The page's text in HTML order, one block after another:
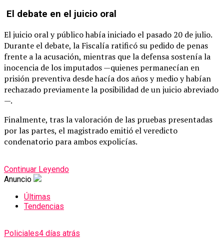
El debate en el juicio oral
El juicio oral y público había iniciado el pasado 20 de julio.
Durante el debate, la Fiscalía ratificó su pedido de penas
frente a la acusación, mientras que la defensa sostenía la
inocencia de los imputados —quienes permanecían en
prisión preventiva desde hacía dos años y medio y habían
rechazado previamente la posibilidad de un juicio abreviado
—.
Finalmente, tras la valoración de las pruebas presentadas
por las partes, el magistrado emitió el veredicto
condenatorio para ambos expolicías.
Continuar Leyendo
Anuncio
Últimas
Tendencias
Policiales4 días atrás